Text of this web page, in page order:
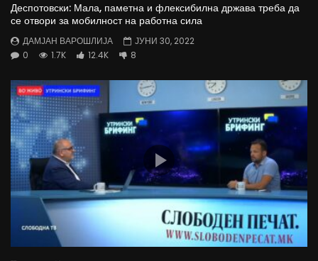
Деспотовски: Мала, паметна и флексибилна држава треба да
се отвори за мобилност на работна сила
ДАМЈАН ВАРОШЛИЈА
ЈУНИ 30, 2022
0
1.7K 12.4K 8